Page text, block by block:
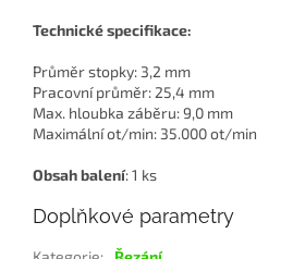
Technické specifikace:
Průměr stopky: 3,2 mm
Pracovní průměr: 25,4 mm
Max. hloubka záběru: 9,0 mm
Maximální ot/min: 35.000 ot/min
Obsah balení: 1 ks
Doplňkové parametry